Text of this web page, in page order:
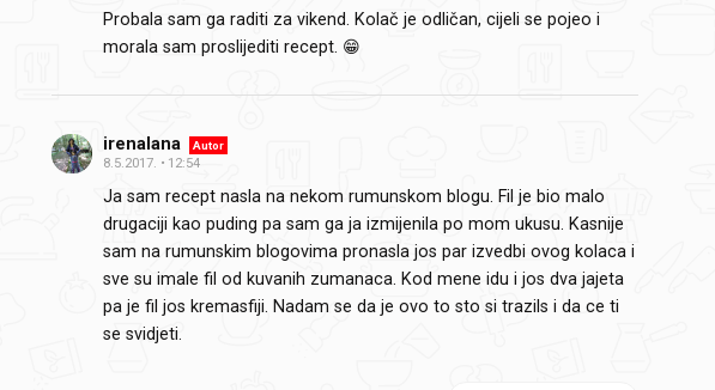
Probala sam ga raditi za vikend. Kolač je odličan, cijeli se pojeo i
morala sam proslijediti recept. 😁
irenalana Autor
8.5.2017. 12:54
Ja sam recept nasla na nekom rumunskom blogu. Fil je bio malo
drugaciji kao puding pa sam ga ja izmijenila po mom ukusu. Kasnije
sam na rumunskim blogovima pronasla jos par izvedbi ovog kolaca i
sve su imale fil od kuvanih zumanaca. Kod mene idu i jos dva jajeta
pa je fil jos kremasfiji. Nadam se da je ovo to sto si trazils i da ce ti
se svidjeti.